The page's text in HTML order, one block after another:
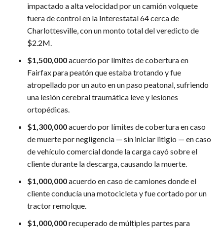
impactado a alta velocidad por un camión volquete
fuera de control en la Interestatal 64 cerca de
Charlottesville, con un monto total del veredicto de
$2.2M.
$1,500,000acuerdo por límites de cobertura en
Fairfax para peatón que estaba trotando y fue
atropellado por un auto en un paso peatonal, sufriendo
una lesión cerebral traumática leve y lesiones
ortopédicas.
$1,300,000acuerdo por límites de cobertura en caso
de muerte por negligencia — sin iniciar litigio — en caso
de vehículo comercial donde la carga cayó sobre el
cliente durante la descarga, causando la muerte.
$1,000,000acuerdo en caso de camiones donde el
cliente conducía una motocicleta y fue cortado por un
tractor remolque.
$1,000,000recuperado de múltiples partes para